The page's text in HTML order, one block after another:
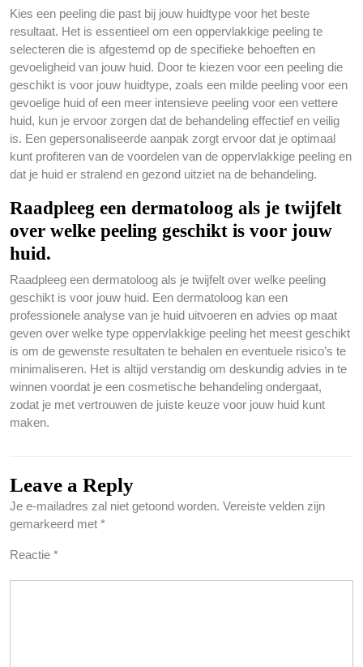
Kies een peeling die past bij jouw huidtype voor het beste
resultaat. Het is essentieel om een oppervlakkige peeling te
selecteren die is afgestemd op de specifieke behoeften en
gevoeligheid van jouw huid. Door te kiezen voor een peeling die
geschikt is voor jouw huidtype, zoals een milde peeling voor een
gevoelige huid of een meer intensieve peeling voor een vettere
huid, kun je ervoor zorgen dat de behandeling effectief en veilig
is. Een gepersonaliseerde aanpak zorgt ervoor dat je optimaal
kunt profiteren van de voordelen van de oppervlakkige peeling en
dat je huid er stralend en gezond uitziet na de behandeling.
Raadpleeg een dermatoloog als je twijfelt
over welke peeling geschikt is voor jouw
huid.
Raadpleeg een dermatoloog als je twijfelt over welke peeling
geschikt is voor jouw huid. Een dermatoloog kan een
professionele analyse van je huid uitvoeren en advies op maat
geven over welke type oppervlakkige peeling het meest geschikt
is om de gewenste resultaten te behalen en eventuele risico’s te
minimaliseren. Het is altijd verstandig om deskundig advies in te
winnen voordat je een cosmetische behandeling ondergaat,
zodat je met vertrouwen de juiste keuze voor jouw huid kunt
maken.
Leave a Reply
Je e-mailadres zal niet getoond worden. Vereiste velden zijn
gemarkeerd met *
Reactie *